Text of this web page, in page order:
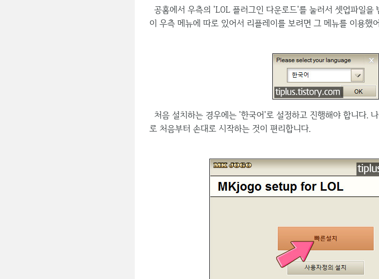
공홈에서 우측의 'LOL 플러그인 다운로드'를 눌러서 셋업파일을
이 우측 메뉴에 따로 있어서 리플레이를 보려면 그 메뉴를 이용했
처음 설치하는 경우에는 '한국어'로 설정하고 진행해야 합니다.
로 처음부터 손대로 시작하는 것이 편리합니다.